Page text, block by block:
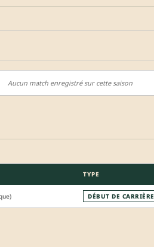
Aucun match enregistré sur cette saison
TYPE
DÉBUT DE CARRIÈRE